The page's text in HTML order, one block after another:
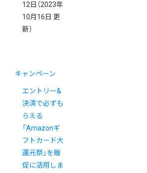
12日 （2023年
10月16日 更
新）
キャンペーン
エントリー&
決済で必ずも
らえる
「Amazonギ
フトカード大
還元祭」を販
促に活用しま